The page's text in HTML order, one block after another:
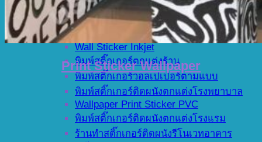
สติ๊กเกอร์ติดผนังก่อสร้าง
Print wall stickers
บริการที่ 4
Wall Sticker Inkjet
พิมพ์สติ๊กเกอร์ตกแต่งร้าน
พิมพ์สติ๊กเกอร์วอลเปเปอร์ตามแบบ
พิมพ์สติ๊กเกอร์ติดผนังตกแต่งโรงพยาบาล
Wallpaper Print Sticker PVC
พิมพ์สติ๊กเกอร์ติดผนังตกแต่งโรงแรม
ร้านทำสติ๊กเกอร์ติดผนังรีโนเวทอาคาร
Print Sticker Wallpaper